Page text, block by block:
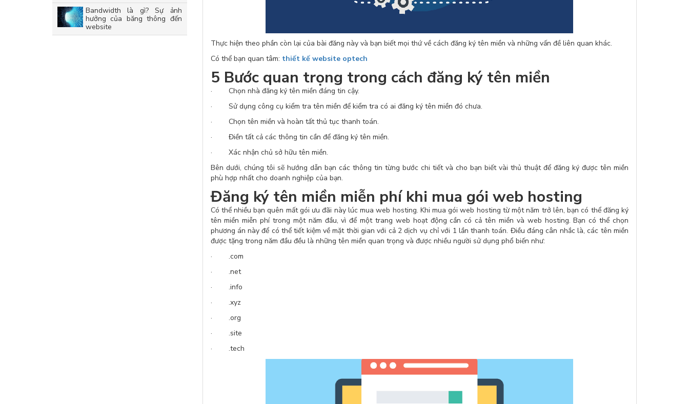
Thực hiện theo phần còn lại của bài đăng này và bạn biết mọi thứ về cách đăng ký tên miền và những vấn đề liên quan khác.
Có thể bạn quan tâm: thiết kế website optech
5 Bước quan trọng trong cách đăng ký tên miền
· Chọn nhà đăng ký tên miền đáng tin cậy.
· Sử dụng công cụ kiểm tra tên miền để kiểm tra có ai đăng ký tên miền đó chưa.
· Chọn tên miền và hoàn tất thủ tục thanh toán.
· Điền tất cả các thông tin cần để đăng ký tên miền.
· Xác nhận chủ sở hữu tên miền.
Bên dưới, chúng tôi sẽ hướng dẫn bạn các thông tin từng bước chi tiết và cho bạn biết vài thủ thuật để đăng ký được tên miền
phù hợp nhất cho doanh nghiệp của bạn.
Đăng ký tên miền miễn phí khi mua gói web hosting
Có thể nhiều bạn quên mất gói ưu đãi này lúc mua web hosting. Khi mua gói web hosting từ một năm trở lên, bạn có thể đăng ký
tên miền miễn phí trong một năm đầu, vì để một trang web hoạt động cần có cả tên miền và web hosting. Bạn có thể chọn
phương án này để có thể tiết kiệm về mặt thời gian với cả 2 dịch vụ chỉ với 1 lần thanh toán. Điều đáng cân nhắc là, các tên miền
được tặng trong năm đầu đều là những tên miền quan trọng và được nhiều người sử dụng phổ biến như:
· .com
· .net
· .info
· .xyz
· .org
· .site
· .tech
Bandwidth là gì? Sự ảnh
hưởng của băng thông đến
website